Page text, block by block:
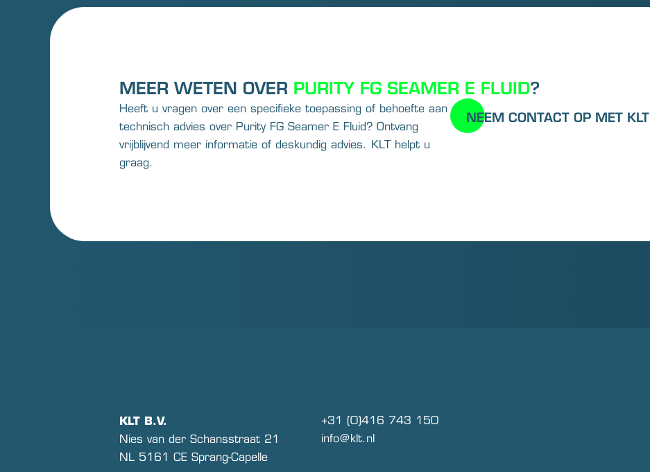
MEER WETEN OVER PURITY FG SEAMER E FLUID?
Heeft u vragen over een specifieke toepassing of behoefte aan
technisch advies over Purity FG Seamer E Fluid? Ontvang
vrijblijvend meer informatie of deskundig advies. KLT helpt u
graag.
NEEM CONTACT OP MET KLT
KLT B.V.
Nies van der Schansstraat 21
NL 5161 CE Sprang-Capelle
+31 (0)416 743 150
ln.tlk
@ofni